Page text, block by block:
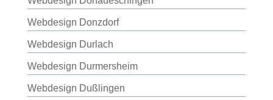
Webdesign Donzdorf
Webdesign Durlach
Webdesign Durmersheim
Webdesign Dußlingen